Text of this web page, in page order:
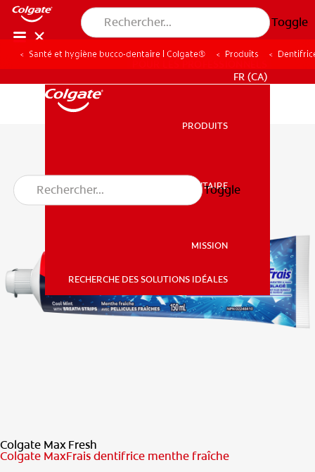
Toggle
SANTÉ BUCCO-DENTAIRE
MISSION
FR (CA)
PRODUITS
SANTÉ BUCCO-DENTAIRE
MISSION
RECHERCHE DES SOLUTIONS IDÉALES
Toggle
Santé et hygiène bucco-dentaire | Colgate® Produits
Colgate Max Fresh
Colgate MaxFrais dentifrice menthe fraîche